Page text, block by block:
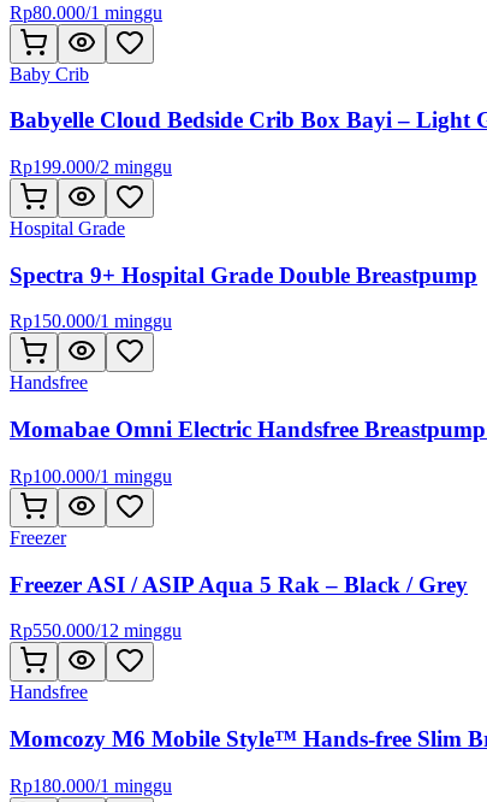
Rp80.000/1 minggu
Baby Crib
Babyelle Cloud Bedside Crib Box Bayi – Light
Rp199.000/2 minggu
Hospital Grade
Spectra 9+ Hospital Grade Double Breastpump
Rp150.000/1 minggu
Handsfree
Momabae Omni Electric Handsfree
Rp100.000/1 minggu
Freezer
Freezer ASI / ASIP Aqua 5 Rak – Black / Grey
Rp550.000/12 minggu
Handsfree
Momcozy M6 Mobile Style™ Hands-free Slim
Rp180.000/1 minggu